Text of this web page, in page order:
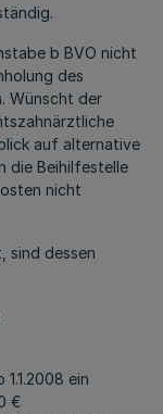
b BVO nicht
des
Wünscht der
auf alternative
die Beihilfestelle
nicht
sind dessen
ein
€